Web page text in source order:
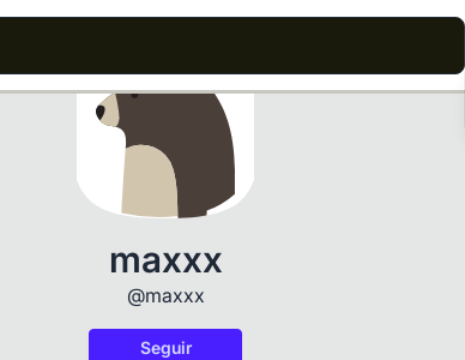
maxxx
@maxxx
Seguir